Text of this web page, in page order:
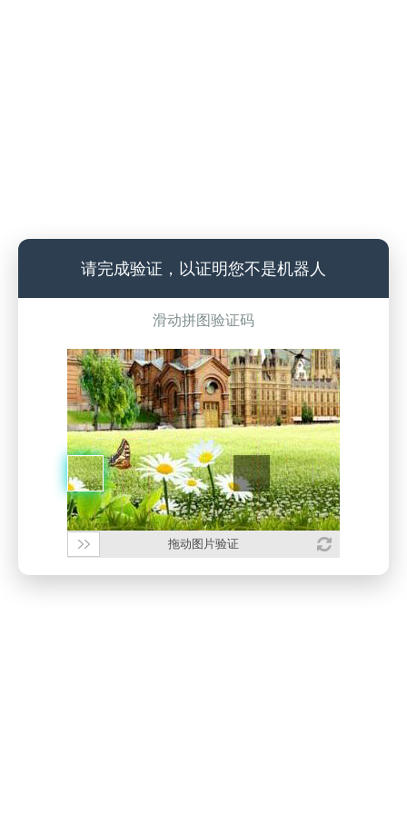
请完成验证，以证明您不是机器人
滑动拼图验证码
拖动图片验证